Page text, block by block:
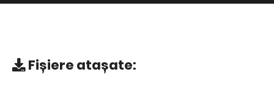
Fișiere atașate: